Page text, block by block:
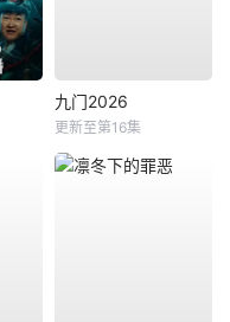
九门2026
更新至第16集